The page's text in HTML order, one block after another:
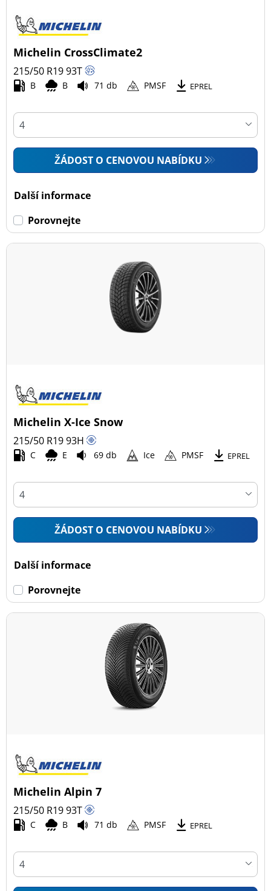
Michelin CrossClimate2
215/50 R1993T
B B 71 db PMSF EPREL
ŽÁDOST O CENOVOU NABÍDKU
Další informace
Porovnejte
Michelin X-Ice Snow
215/50 R1993H
C E 69 db Ice PMSF EPREL
ŽÁDOST O CENOVOU NABÍDKU
Další informace
Porovnejte
Michelin Alpin 7
215/50 R1993T
C B 71 db PMSF EPREL